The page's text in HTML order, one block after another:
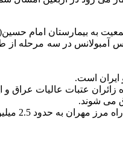
به بیمارستان امام
توسط سه دستگاه اتوبوس
زائران عتبات عالیات عراق و
2.5 میلیون نفر برسد.